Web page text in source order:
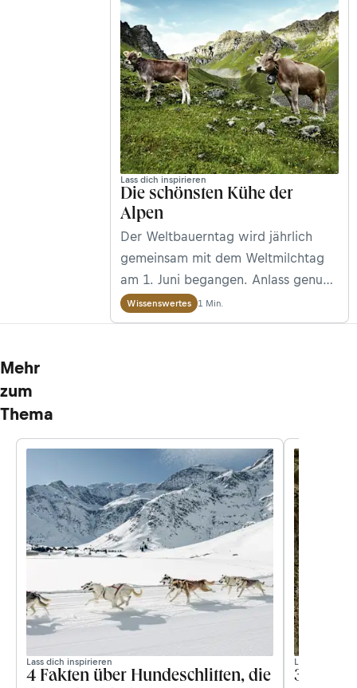
Lass dich inspirieren
Die schönsten Kühe der
Alpen
Der Weltbauerntag wird jährlich
gemeinsam mit dem Weltmilchtag
am 1. Juni begangen. Anlass genug,
euch die schönsten und
traditionellsten Kühe der Alpen
Wissenswertes 1 Min.
Mehr
zum
Thema
Lass dich inspirieren
4 Fakten über Hundeschlitten, die
3